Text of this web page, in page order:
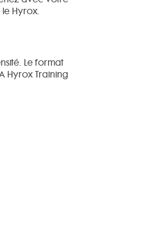
Hyrox.
Le format
Hyrox Training